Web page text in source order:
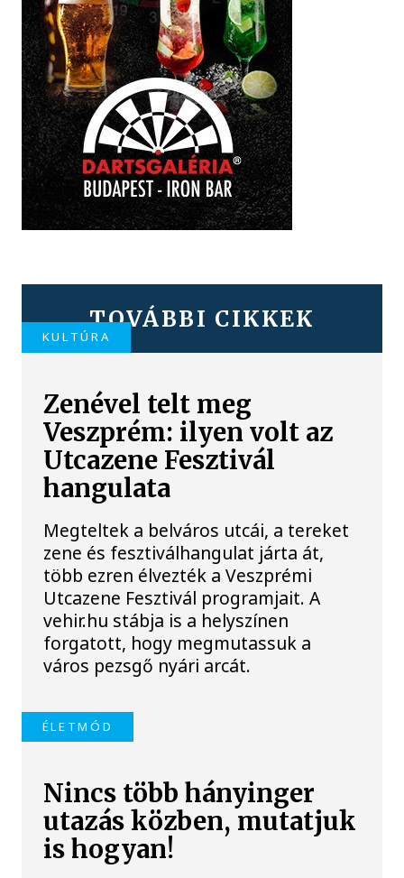
TOVÁBBI CIKKEK
KULTÚRA
Zenével telt meg
Veszprém: ilyen volt az
Utcazene Fesztivál
hangulata
Megteltek a belváros utcái, a tereket
zene és fesztiválhangulat járta át,
több ezren élvezték a Veszprémi
Utcazene Fesztivál programjait. A
vehir.hu stábja is a helyszínen
forgatott, hogy megmutassuk a
város pezsgő nyári arcát.
ÉLETMÓD
Nincs több hányinger
utazás közben, mutatjuk
is hogyan!